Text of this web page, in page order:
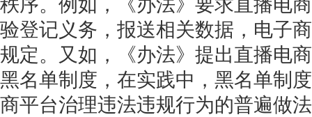
秩序。例如，《办法》要求直播电
验登记义务，报送相关数据，电子
规定。又如，《办法》提出直播电
黑名单制度，在实践中，黑名单制
商平台治理违法违规行为的普遍做